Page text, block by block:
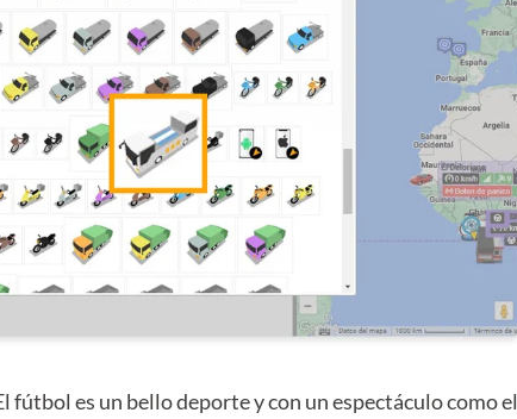
fútbol es un bello deporte y con un espectáculo como el